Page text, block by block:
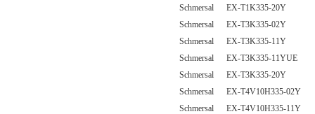
Schmersal EX-T1K335-20Y
Schmersal EX-T3K335-02Y
Schmersal EX-T3K335-11Y
Schmersal EX-T3K335-11YUE
Schmersal EX-T3K335-20Y
Schmersal EX-T4V10H335-02Y
Schmersal EX-T4V10H335-11Y